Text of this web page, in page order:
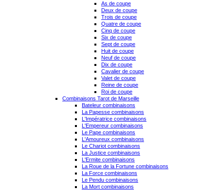
As de coupe
Deux de coupe
Trois de coupe
Quatre de coupe
Cinq de coupe
Six de coupe
Sept de coupe
Huit de coupe
Neuf de coupe
Dix de coupe
Cavalier de coupe
Valet de coupe
Reine de coupe
Roi de coupe
Combinaisons Tarot de Marseille
Bateleur combinaisons
La Papesse combinaisons
L'Impératrice combinaisons
L'Empereur combinaisons
Le Pape combinaisons
L'Amoureux combinaisons
Le Chariot combinaisons
La Justice combinaisons
L'Ermite combinaisons
La Roue de la Fortune combinaisons
La Force combinaisons
Le Pendu combinaisons
La Mort combinaisons